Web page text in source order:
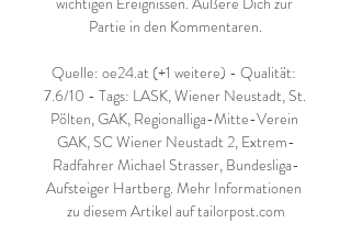
Partie in den Kommentaren.
Quelle: oe24.at (+1 weitere) - Qualität:
7.6/10 - Tags: LASK, Wiener Neustadt, St.
Pölten, GAK, Regionalliga-Mitte-Verein
GAK, SC Wiener Neustadt 2, Extrem-
Radfahrer Michael Strasser, Bundesliga-
Aufsteiger Hartberg. Mehr Informationen
zu diesem Artikel auf tailorpost.com